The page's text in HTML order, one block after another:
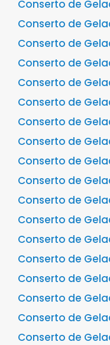
Conserto de
Conserto de
Conserto de
Conserto de
Conserto de
Conserto de
Conserto de
Conserto de
Conserto de
Conserto de
Conserto de
Conserto de
Conserto de
Conserto de
Conserto de
Conserto de
Conserto de
Conserto de